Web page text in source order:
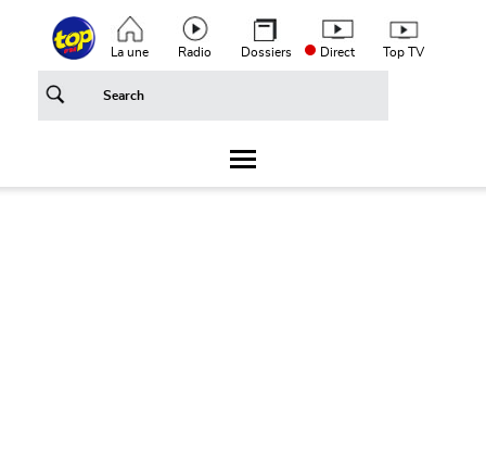
Aller au contenu principalTop header menu
La une Radio Dossiers Direct Top TV